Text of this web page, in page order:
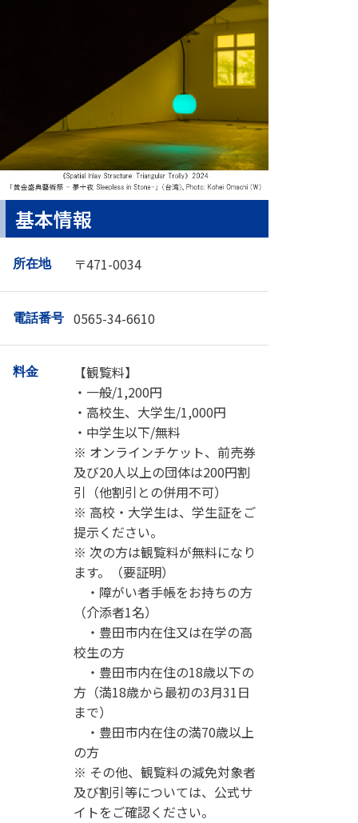
基本情報
所在地 〒471-0034
電話番号 0565-34-6610
料金
【観覧料】
・一般/1,200円
・高校生、大学生/1,000円
・中学生以下/無料
※ オンラインチケット、前売券
及び20人以上の団体は200円割
引（他割引との併用不可）
※ 高校・大学生は、学生証をご
提示ください。
※ 次の方は観覧料が無料になり
ます。（要証明）
・障がい者手帳をお持ちの方
（介添者1名）
・豊田市内在住又は在学の高
校生の方
・豊田市内在住の18歳以下の
方（満18歳から最初の3月31日
まで）
・豊田市内在住の満70歳以上
の方
※ その他、観覧料の減免対象者
及び割引等については、公式サ
イトをご確認ください。